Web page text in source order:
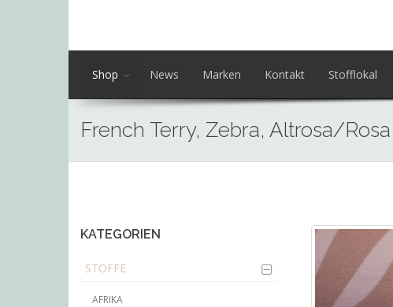
Shop News Marken Kontakt Stofflokal
French Terry, Zebra, Altrosa/Rosa
KATEGORIEN
STOFFE
AFRIKA